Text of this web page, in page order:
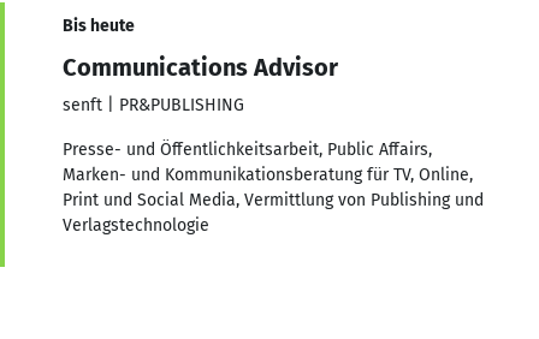
Bis heute
Communications Advisor
senft | PR&PUBLISHING
Presse- und Öffentlichkeitsarbeit, Public Affairs,
Marken- und Kommunikationsberatung für TV, Online,
Print und Social Media, Vermittlung von Publishing und
Verlagstechnologie